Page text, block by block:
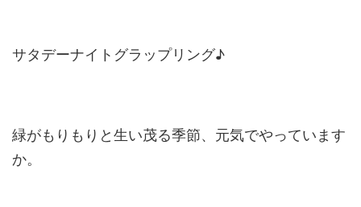
サタデーナイトグラップリング♪
緑がもりもりと生い茂る季節、元気でやっています
か。